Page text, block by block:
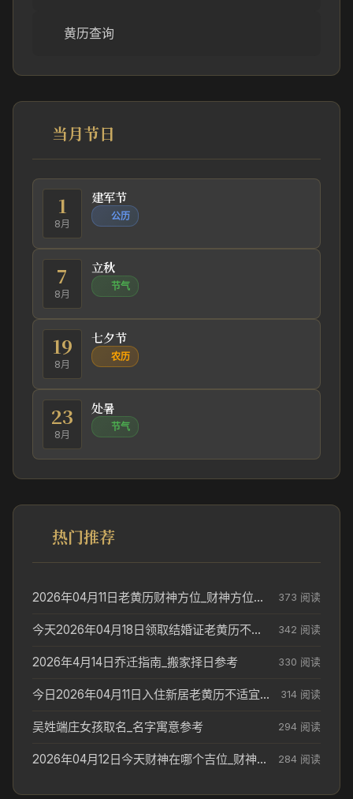
黄历查询
当月节日
1
8月
建军节
公历
7
8月
立秋
节气
19
8月
七夕节
农历
23
8月
处暑
节气
热门推荐
2026年04月11日老黄历财神方位_财神方位与供奉讲究 373 阅读
今天2026年04月18日领取结婚证老黄历不适合吗_领证日期参考 342 阅读
2026年4月14日乔迁指南_搬家择日参考 330 阅读
今日2026年04月11日入住新居老黄历不适宜吗_搬家择日参考 314 阅读
吴姓端庄女孩取名_名字寓意参考 294 阅读
2026年04月12日今天财神在哪个吉位_财神方位参考 284 阅读